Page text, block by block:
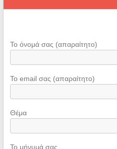
Το όνομά σας (απαραίτητο)
Το email σας (απαραίτητο)
Θέμα
Το μήνυμά σας